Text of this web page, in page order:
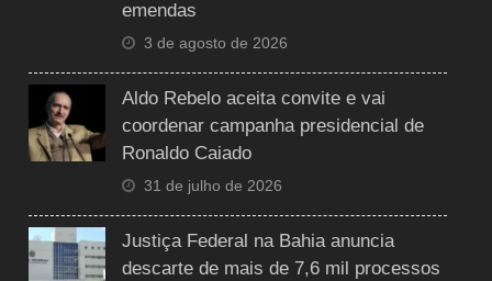
emendas
3 de agosto de 2026
Aldo Rebelo aceita convite e vai
coordenar campanha presidencial de
Ronaldo Caiado
31 de julho de 2026
Justiça Federal na Bahia anuncia
descarte de mais de 7,6 mil processos